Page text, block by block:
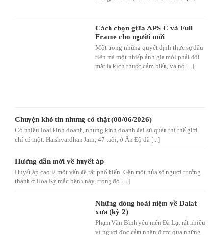
Cách chọn giữa APS-C và Full
Frame cho người mới
Một trong những quyết định thực sự đầu
tiên mà một nhiếp ảnh gia mới phải đối
mặt là kích thước cảm biến, và nó [...]
Chuyện khó tin nhưng có thật (08/06/2026)
Có nhiều loại kinh doanh, nhưng kinh doanh đại sứ quán thì thế giới
chỉ có một. Harshvardhan Jain, 47 tuổi, ở Ấn Độ đã [...]
Hướng dẫn mới về huyết áp
Huyết áp cao là một vấn đề rất phổ biến. Gần một nửa số người trưởng
thành ở Hoa Kỳ mắc bệnh này, trong đó [...]
Những dòng hoài niệm về Dalat
xưa (kỳ 2)
Phạm Văn Bình yêu mến Đà Lạt rất nhiều
vì người đọc cảm nhận được qua những